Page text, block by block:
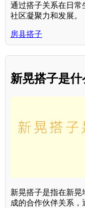
通过搭子关系在日常
社区凝聚力和发展。
房县搭子
新晃搭子是什
新晃搭子是指在新
成的合作伙伴关系